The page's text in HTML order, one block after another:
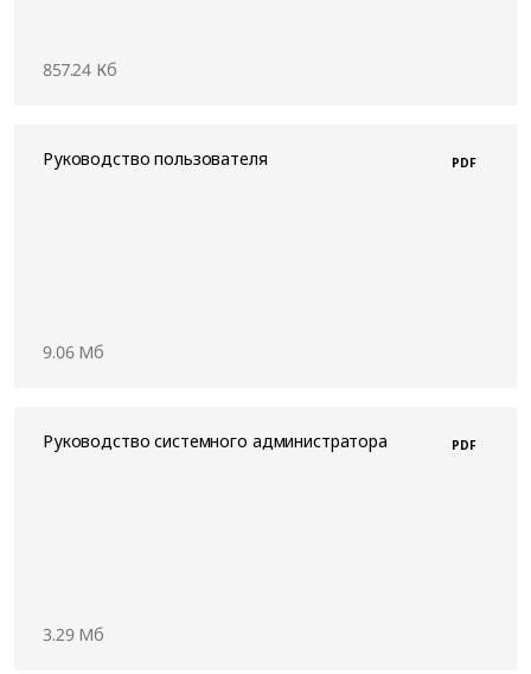
857.24 Кб
Руководство пользователя
9.06 Мб
PDF
Руководство системного администратора
3.29 Мб
PDF